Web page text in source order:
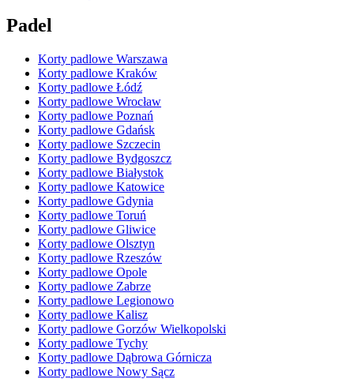
Padel
Korty padlowe Warszawa
Korty padlowe Kraków
Korty padlowe Łódź
Korty padlowe Wrocław
Korty padlowe Poznań
Korty padlowe Gdańsk
Korty padlowe Szczecin
Korty padlowe Bydgoszcz
Korty padlowe Białystok
Korty padlowe Katowice
Korty padlowe Gdynia
Korty padlowe Toruń
Korty padlowe Gliwice
Korty padlowe Olsztyn
Korty padlowe Rzeszów
Korty padlowe Opole
Korty padlowe Zabrze
Korty padlowe Legionowo
Korty padlowe Kalisz
Korty padlowe Gorzów Wielkopolski
Korty padlowe Tychy
Korty padlowe Dąbrowa Górnicza
Korty padlowe Nowy Sącz